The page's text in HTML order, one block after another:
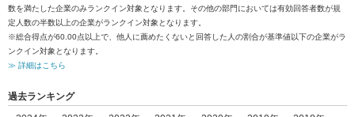
数を満たした企業のみランクイン対象となります。その他の部門においては有効回答者数が規
定人数の半数以上の企業がランクイン対象となります。
※総合得点が60.00点以上で、他人に薦めたくないと回答した人の割合が基準値以下の企業がラ
ンクイン対象となります。
≫ 詳細はこちら
過去ランキング